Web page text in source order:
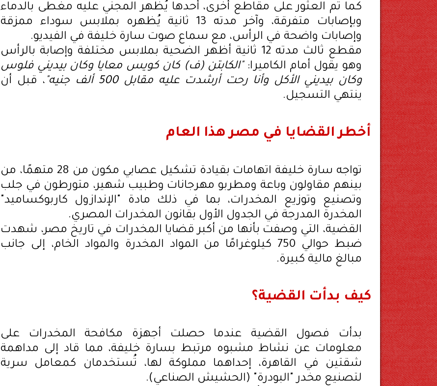
كما تم العثور على مقاطع أخرى، أحدها يُظهر المجني عليه مغطى بالدماء
وبإصابات متفرقة، وآخر مدته 13 ثانية يُظهره بملابس سوداء ممزقة
وإصابات واضحة في الرأس، مع سماع صوت سارة خليفة في الفيديو.
مقطع ثالث مدته 12 ثانية أظهر الضحية بملابس مختلفة وإصابة بالرأس
وهو يقول أمام الكاميرا:"الكابتن (ف) كان كويس معايا وكان بيديني فلوس
وكان بيديني الأكل وأنا رحت أرشدت عليه مقابل 500 ألف جنيه"
، قبل أن
ينتهي التسجيل.
أخطر القضايا في مصر هذا العام
تواجه سارة خليفة اتهامات بقيادة تشكيل عصابي مكون من 28 متهمًا، من
بينهم مقاولون وباعة ومطربو مهرجانات وطبيب شهير، متورطون في جلب
وتصنيع وتوزيع المخدرات، بما في ذلك مادة "الإندازول كاربوكساميد"
المخدرة المدرجة في الجدول الأول بقانون المخدرات المصري.
القضية، التي وصفت بأنها من أكبر قضايا المخدرات في تاريخ مصر، شهدت
ضبط حوالي 750 كيلوغرامًا من المواد المخدرة والمواد الخام، إلى جانب
مبالغ مالية كبيرة.
كيف بدأت القضية؟
بدأت فصول القضية عندما حصلت أجهزة مكافحة المخدرات على
معلومات عن نشاط مشبوه مرتبط بسارة خليفة، مما قاد إلى مداهمة
شقتين في القاهرة، إحداهما مملوكة لها، تُستخدمان كمعامل سرية
لتصنيع مخدر "البودرة" (الحشيش الصناعي).